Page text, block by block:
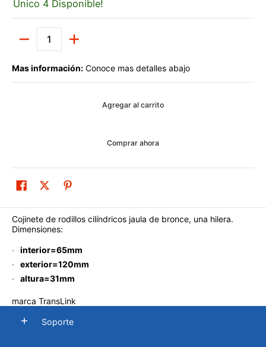
Único 4 Disponible!
Mas información: Conoce mas detalles abajo
Agregar al carrito
Comprar ahora
Cojinete de rodillos cilíndricos jaula de bronce, una hilera.
Dimensiones:
interior=65mm
exterior=120mm
altura=31mm
marca TransLink
Soporte